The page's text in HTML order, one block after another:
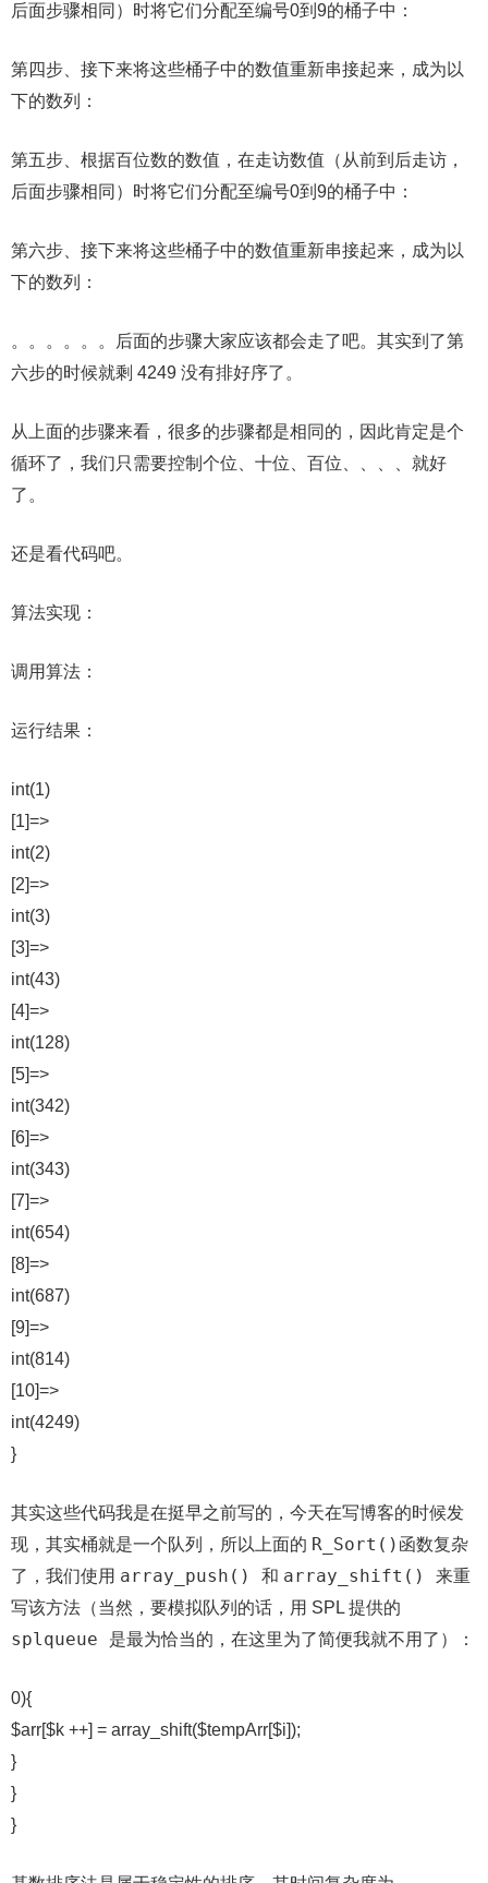
后面步骤相同）时将它们分配至编号0到9的桶子中：
第四步、接下来将这些桶子中的数值重新串接起来，成为以
下的数列：
第五步、根据百位数的数值，在走访数值（从前到后走访，
后面步骤相同）时将它们分配至编号0到9的桶子中：
第六步、接下来将这些桶子中的数值重新串接起来，成为以
下的数列：
。。。。。。后面的步骤大家应该都会走了吧。其实到了第
六步的时候就剩 4249 没有排好序了。
从上面的步骤来看，很多的步骤都是相同的，因此肯定是个
循环了，我们只需要控制个位、十位、百位、、、、就好
了。
还是看代码吧。
算法实现：
调用算法：
运行结果：
int(1)
[1]=>
int(2)
[2]=>
int(3)
[3]=>
int(43)
[4]=>
int(128)
[5]=>
int(342)
[6]=>
int(343)
[7]=>
int(654)
[8]=>
int(687)
[9]=>
int(814)
[10]=>
int(4249)
}
其实这些代码我是在挺早之前写的，今天在写博客的时候发
现，其实桶就是一个队列，所以上面的 R_Sort() 函数复杂
了，我们使用 array_push() 和 array_shift() 来重
写该方法（当然，要模拟队列的话，用 SPL 提供的
splqueue 是最为恰当的，在这里为了简便我就不用了）：
0){
$arr[$k ++] = array_shift($tempArr[$i]);
}
}
}